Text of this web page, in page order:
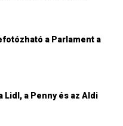
a Parlament a
Lidl, a Penny és az Aldi